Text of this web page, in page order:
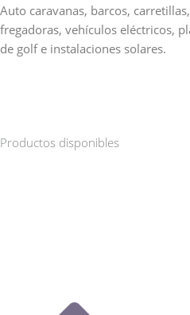
Auto caravanas, barcos,
fregadoras, vehículos eléctricos,
de golf e instalaciones solares.
Productos disponibles